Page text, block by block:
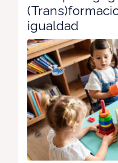
igualdad